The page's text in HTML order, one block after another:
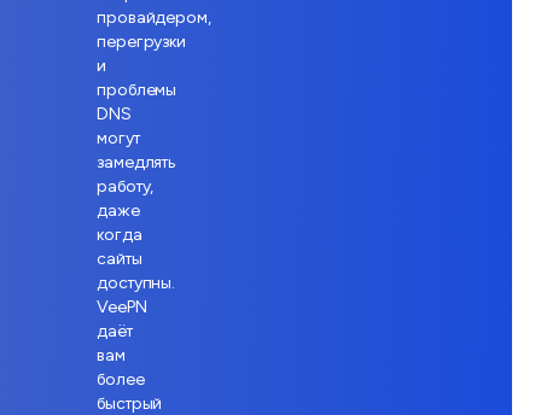
провайдером,
перегрузки
и
проблемы
DNS
могут
замедлять
работу,
даже
когда
сайты
доступны.
VeePN
даёт
вам
более
быстрый